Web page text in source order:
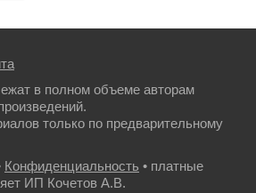
в полном объеме авторам
только по предварительному
Конфиденциальность • платные
ИП Кочетов А.В.